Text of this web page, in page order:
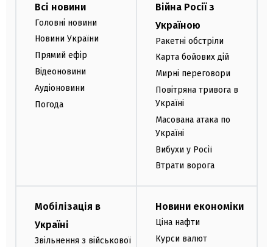
Всі новини
Головні новини
Новини України
Прямий ефір
Відеоновини
Аудіоновини
Погода
Війна Росії з
Україною
Ракетні обстріли
Карта бойових дій
Мирні переговори
Повітряна тривога в
Україні
Масована атака по
Україні
Вибухи у Росії
Втрати ворога
Мобілізація в
Україні
Звільнення з військової
Новини економіки
Ціна нафти
Курси валют